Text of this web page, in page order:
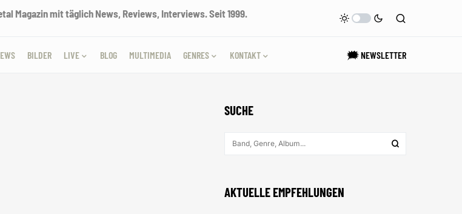
Magazin mit täglich News, Reviews, Interviews. Seit 1999.
BILDER LIVE BLOG MULTIMEDIA GENRES KONTAKT 🗯 NEWSLETTER
SUCHE
AKTUELLE EMPFEHLUNGEN